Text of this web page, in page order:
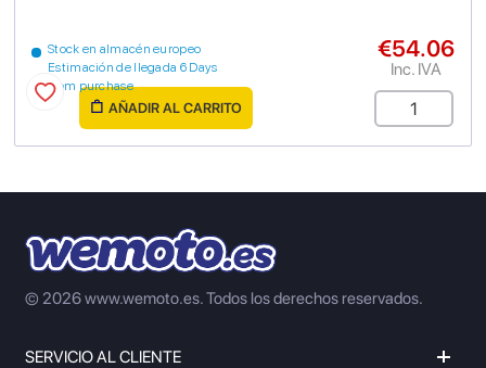
Stock en almacén europeo
Estimación de llegada 6 Days
from purchase
€54.06
Inc. IVA
AÑADIR AL CARRITO
© 2026 www.wemoto.es.Todos los derechos reservados.
SERVICIO AL CLIENTE